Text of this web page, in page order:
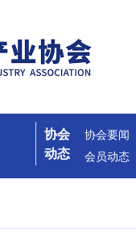
协会
动态
协会要闻
会员动态